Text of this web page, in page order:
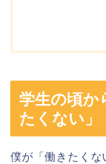
学生の頃か
たくない」
僕が「働きたくな